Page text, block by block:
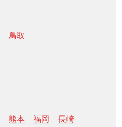
鳥取
熊本 福岡
長崎